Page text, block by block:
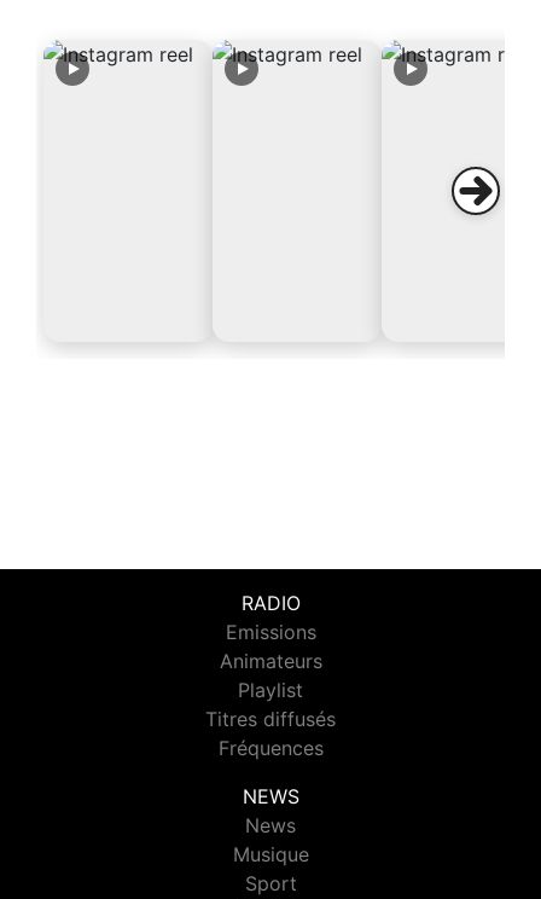
RADIO
Emissions
Animateurs
Playlist
Titres diffusés
Fréquences
NEWS
News
Musique
Sport